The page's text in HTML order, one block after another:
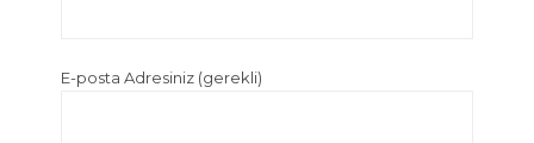
E-posta Adresiniz (gerekli)